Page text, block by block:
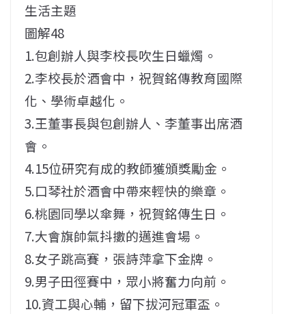
生活主題
圖解48
1.包創辦人與李校長吹生日蠟燭。
2.李校長於酒會中，祝賀銘傳教育國際
化、學術卓越化。
3.王董事長與包創辦人、李董事出席酒
會。
4.15位研究有成的教師獲頒獎勵金。
5.口琴社於酒會中帶來輕快的樂章。
6.桃園同學以傘舞，祝賀銘傳生日。
7.大會旗帥氣抖擻的邁進會場。
8.女子跳高賽，張詩萍拿下金牌。
9.男子田徑賽中，眾小將奮力向前。
10.資工與心輔，留下拔河冠軍盃。